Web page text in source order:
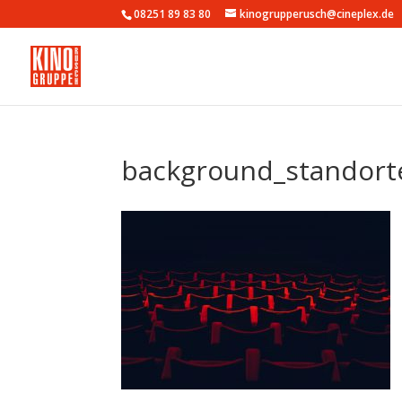
08251 89 83 80 kinogrupperusch@cineplex.de